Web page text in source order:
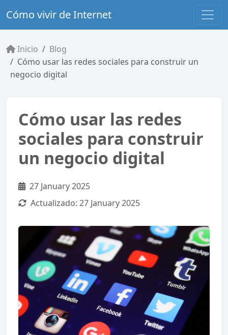
Cómo vivir de Internet
Inicio
Blog
Cómo usar las redes sociales para construir un
negocio digital
Cómo usar las redes
sociales para construir
un negocio digital
27 January 2025
Actualizado: 27 January 2025